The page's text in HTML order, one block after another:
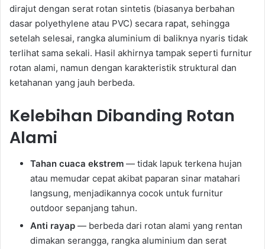
dirajut dengan serat rotan sintetis (biasanya berbahan
dasar polyethylene atau PVC) secara rapat, sehingga
setelah selesai, rangka aluminium di baliknya nyaris tidak
terlihat sama sekali. Hasil akhirnya tampak seperti furnitur
rotan alami, namun dengan karakteristik struktural dan
ketahanan yang jauh berbeda.
Kelebihan Dibanding Rotan
Alami
Tahan cuaca ekstrem — tidak lapuk terkena hujan
atau memudar cepat akibat paparan sinar matahari
langsung, menjadikannya cocok untuk furnitur
outdoor sepanjang tahun.
Anti rayap — berbeda dari rotan alami yang rentan
dimakan serangga, rangka aluminium dan serat